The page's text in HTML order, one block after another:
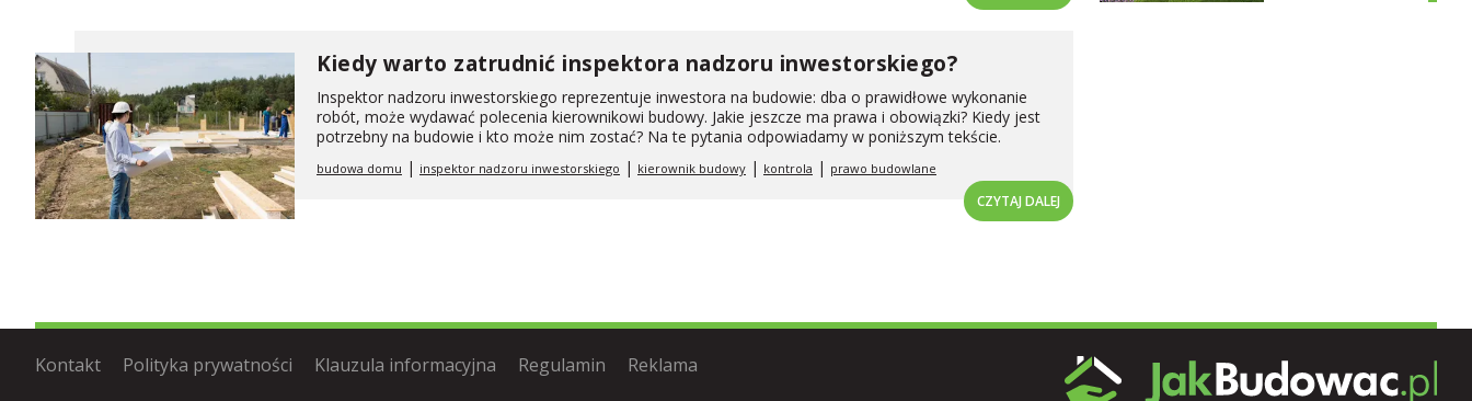
Kiedy warto zatrudnić inspektora nadzoru inwestorskiego?
Inspektor nadzoru inwestorskiego reprezentuje inwestora na budowie: dba o prawidłowe wykonanie
robót, może wydawać polecenia kierownikowi budowy. Jakie jeszcze ma prawa i obowiązki? Kiedy jest
potrzebny na budowie i kto może nim zostać? Na te pytania odpowiadamy w poniższym tekście.
budowa domu | inspektor nadzoru inwestorskiego | kierownik budowy | kontrola | prawo budowlane
CZYTAJ DALEJ
Kontakt Polityka prywatności Klauzula informacyjna Regulamin Reklama